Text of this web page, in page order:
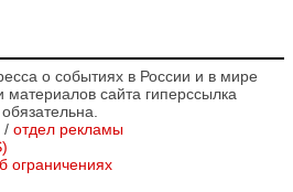
о событиях в России и в мире
сайта гиперссылка
обязательна.
/ отдел рекламы
ограничениях